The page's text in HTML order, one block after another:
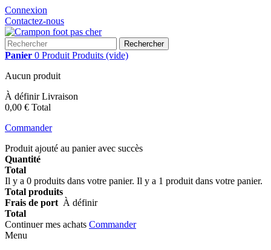
Connexion
Contactez-nous
Rechercher
Panier 0 Produit Produits (vide)
Aucun produit
À définirLivraison
0,00 € Total
Commander
Produit ajouté au panier avec succès
Quantité
Total
Il y a 0 produits dans votre panier. Il y a 1 produit dans votre panier.
Total produits
Frais de port À définir
Total
Continuer mes achats Commander
Menu